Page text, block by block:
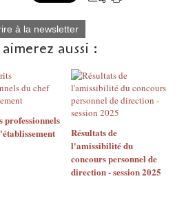
à la newsletter
aussi :
professionnels
Résultats de
l'amissibilité du
concours personnel de
direction - session 2025